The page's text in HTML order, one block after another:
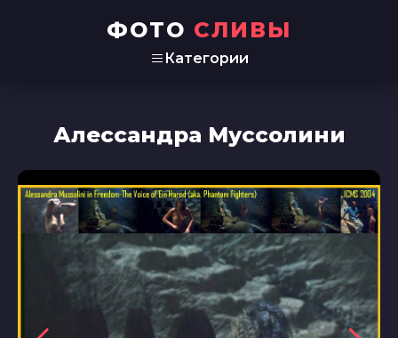
ФОТО СЛИВЫ
Категории
Алессандра Муссолини